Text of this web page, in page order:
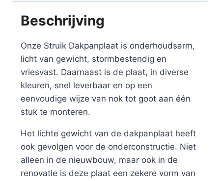
Beschrijving
Onze Struik Dakpanplaat is onderhoudsarm,
licht van gewicht, stormbestendig en
vriesvast. Daarnaast is de plaat, in diverse
kleuren, snel leverbaar en op een
eenvoudige wijze van nok tot goot aan één
stuk te monteren.
Het lichte gewicht van de dakpanplaat heeft
ook gevolgen voor de onderconstructie. Niet
alleen in de nieuwbouw, maar ook in de
renovatie is deze plaat een zekere vorm van